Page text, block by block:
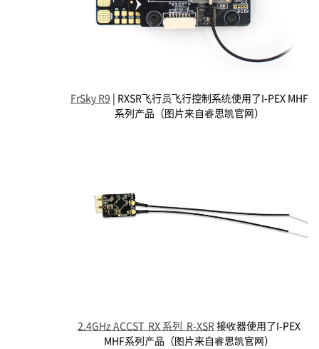
FrSky R9 | RXSR飞行员飞行控制系统使用了I-PEXMHF
系列产品（图片来自睿思凯官网）
2.4GHz ACCST RX 系列 R-XSR接收器使用了I-PEX
MHF系列产品（图片来自睿思凯官网）